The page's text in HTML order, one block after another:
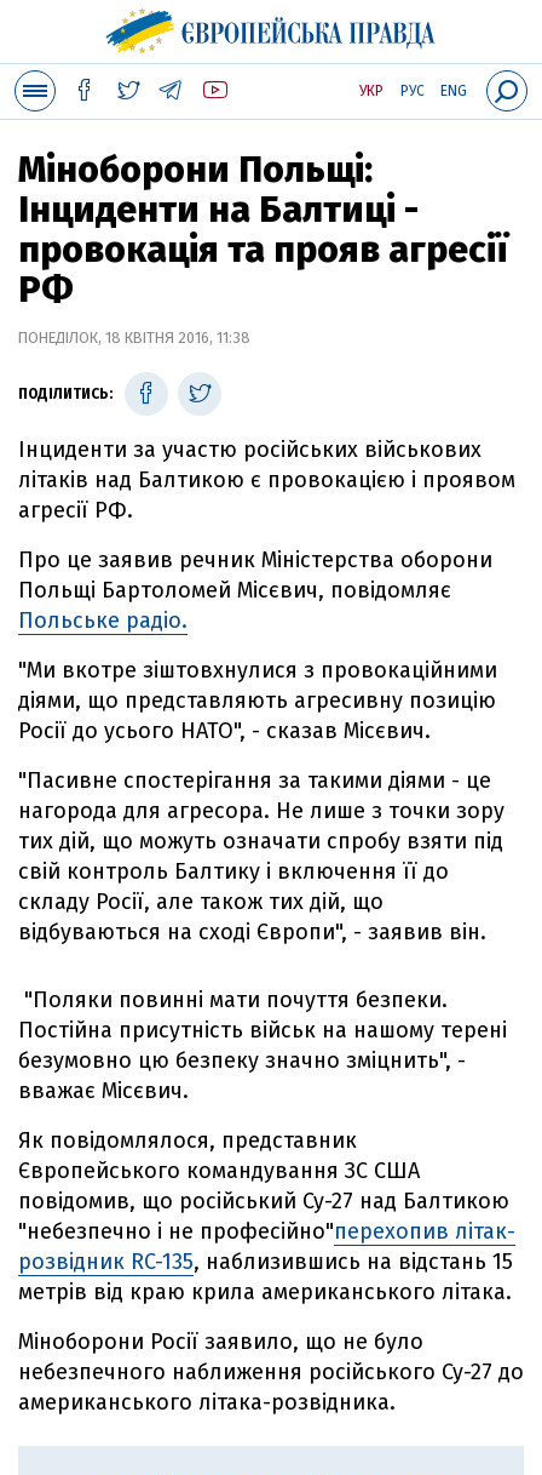
УКР РУС ENG
Міноборони Польщі:
Інциденти на Балтиці -
провокація та прояв агресії
РФ
ПОНЕДІЛОК, 18 КВІТНЯ 2016, 11:38
ПОДІЛИТИСЬ:
Інциденти за участю російських військових
літаків над Балтикою є провокацією і проявом
агресії РФ.
Про це заявив речник Міністерства оборони
Польщі Бартоломей Місєвич, повідомляє
Польське радіо.
"Ми вкотре зіштовхнулися з провокаційними
діями, що представляють агресивну позицію
Росії до усього НАТО", - сказав Місєвич.
"Пасивне спостерігання за такими діями - це
нагорода для агресора. Не лише з точки зору
тих дій, що можуть означати спробу взяти під
свій контроль Балтику і включення її до
складу Росії, але також тих дій, що
відбуваються на сході Європи", - заявив він.
"Поляки повинні мати почуття безпеки.
Постійна присутність військ на нашому терені
безумовно цю безпеку значно зміцнить", -
вважає Місєвич.
Як повідомлялося, представник
Європейського командування ЗС США
повідомив, що російський Су-27 над Балтикою
"небезпечно і не професійно"перехопив літак-
розвідник RC-135, наблизившись на відстань 15
метрів від краю крила американського літака.
Міноборони Росії заявило, що не було
небезпечного наближення російського Су-27 до
американського літака-розвідника.